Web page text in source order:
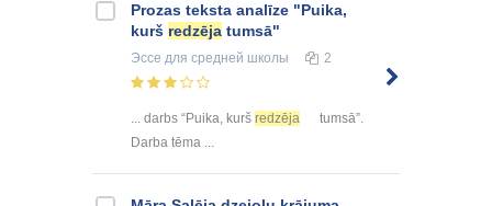
Prozas teksta analīze "Puika,
kurš redzēja tumsā"
Эссе для средней школы 2
... darbs “Puika, kurš redzēja
tumsā”.
Darba tēma ...